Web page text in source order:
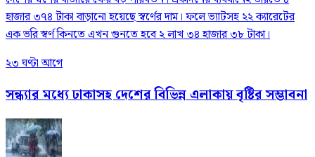
হাজার ৩৭৪ টাকা বাড়ানো হয়েছে স্বর্ণের দাম। ফলে ভ্যাটসহ ২২ ক্যারেটের
এক ভরি স্বর্ণ কিনতে এখন গুনতে হবে ২ লাখ ৩৪ হাজার ৩৮ টাকা।
২৩ ঘণ্টা আগে
সন্ধ্যার মধ্যে ঢাকাসহ দেশের বিভিন্ন এলাকায় বৃষ্টির সম্ভাবনা